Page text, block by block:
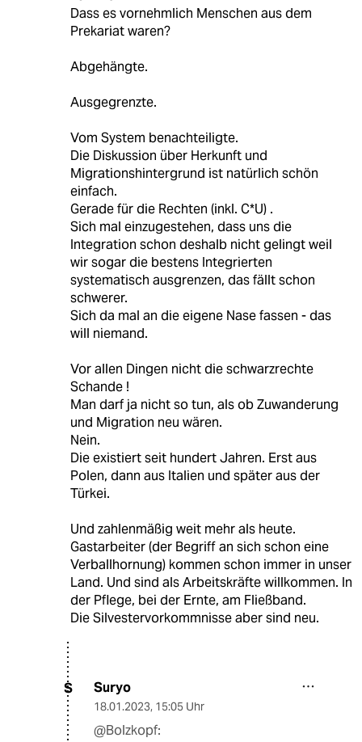
Dass es vornehmlich Menschen aus dem
Prekariat waren?
Abgehängte.
Ausgegrenzte.
Vom System benachteiligte.
Die Diskussion über Herkunft und
Migrationshintergrund ist natürlich schön
einfach.
Gerade für die Rechten (inkl. C*U) .
Sich mal einzugestehen, dass uns die
Integration schon deshalb nicht gelingt weil
wir sogar die bestens Integrierten
systematisch ausgrenzen, das fällt schon
schwerer.
Sich da mal an die eigene Nase fassen - das
will niemand.
Vor allen Dingen nicht die schwarzrechte
Schande !
Man darf ja nicht so tun, als ob Zuwanderung
und Migration neu wären.
Nein.
Die existiert seit hundert Jahren. Erst aus
Polen, dann aus Italien und später aus der
Türkei.
Und zahlenmäßig weit mehr als heute.
Gastarbeiter (der Begriff an sich schon eine
Verballhornung) kommen schon immer in unser
Land. Und sind als Arbeitskräfte willkommen. In
der Pflege, bei der Ernte, am Fließband.
Die Silvestervorkommnisse aber sind neu.
S Suryo
18.01.2023, 15:05 Uhr
@Bolzkopf: